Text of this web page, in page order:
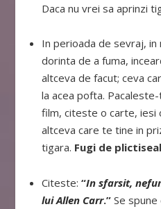
Daca nu vrei sa aprinzi
In perioada de sevraj,
dorinta de a fuma,
altceva de facut; ceva
la acea pofta.
film, citeste o carte, iesi
altceva care te tine in
tigara. Fugi de
Citeste: “In sfarsit,
lui Allen Carr.”Se spune